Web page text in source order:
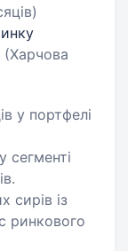
(Харчова
у портфелі
сегменті
сирів із
ринкового